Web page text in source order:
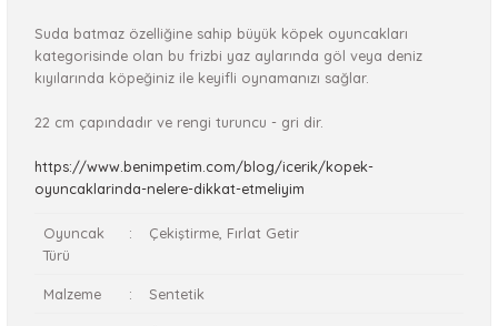
Suda batmaz özelliğine sahip büyük köpek oyuncakları
kategorisinde olan bu frizbi yaz aylarında göl veya deniz
kıyılarında köpeğiniz ile keyifli oynamanızı sağlar.
22 cm çapındadır ve rengi turuncu - gri dir.
https://www.benimpetim.com/blog/icerik/kopek-
oyuncaklarinda-nelere-dikkat-etmeliyim
Oyuncak
Türü
: Çekiştirme, Fırlat Getir
Malzeme : Sentetik